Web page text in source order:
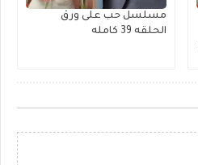
مسلسل حب على ورق
الحلقه 39 كامله